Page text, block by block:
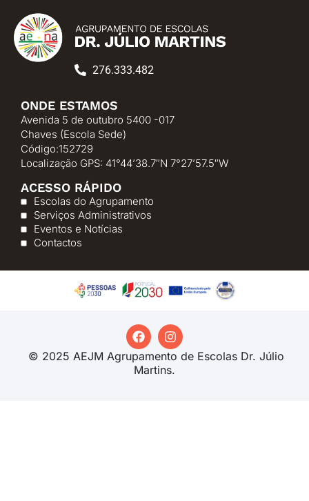
276.333.482
ONDE ESTAMOS
Avenida 5 de outubro 5400 -017
Chaves (Escola Sede)
Código:152729
Localização GPS: 41°44’38.7″N 7°27’57.5″W
ACESSO RÁPIDO
Escolas do Agrupamento
Serviços Administrativos
Eventos e Notícias
Contactos
© 2025 AEJM Agrupamento de Escolas Dr. Júlio
Martins.